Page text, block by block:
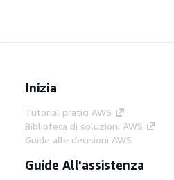
Inizia
Tutorial pratici AWS
Biblioteca di soluzioni AWS
Guide alle decisioni AWS
Guide All'assistenza